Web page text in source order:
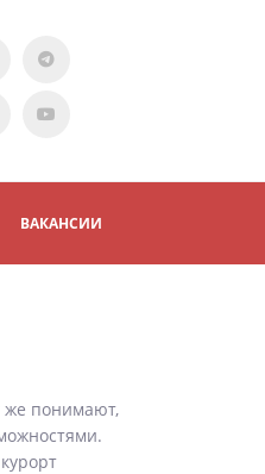
ВАКАНСИИ
же понимают,